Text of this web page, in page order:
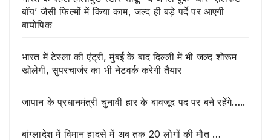
बॉय’ जैसी फिल्मों में किया काम, जल्द ही बड़े पर्दे पर आएगी
बायोपिक
भारत में टेस्ला की एंट्री, मुंबई के बाद दिल्ली में भी जल्द शोरूम
खोलेगी, सुपरचार्जर का भी नेटवर्क करेगी तैयार
जापान के प्रधानमंत्री चुनावी हार के बावजूद पद पर बने रहेंगे…..
बांग्लादेश में विमान हादसे में अब तक 20 लोगों की मौत …